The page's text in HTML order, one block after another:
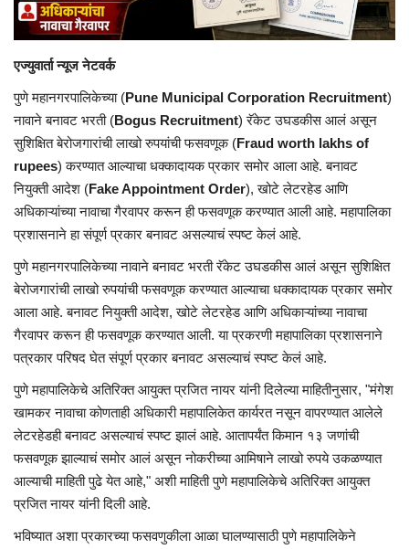
एज्युवार्ता न्यूज नेटवर्क
पुणे महानगरपालिकेच्या (Pune Municipal Corporation Recruitment)
नावाने बनावट भरती (Bogus Recruitment) रॅकेट उघडकीस आलं असून
सुशिक्षित बेरोजगारांची लाखो रुपयांची फसवणूक (Fraud worth lakhs of
rupees) करण्यात आल्याचा धक्कादायक प्रकार समोर आला आहे. बनावट
नियुक्ती आदेश (Fake Appointment Order), खोटे लेटरहेड आणि
अधिकाऱ्यांच्या नावाचा गैरवापर करून ही फसवणूक करण्यात आली आहे. महापालिका
प्रशासनाने हा संपूर्ण प्रकार बनावट असल्याचं स्पष्ट केलं आहे.
पुणे महानगरपालिकेच्या नावाने बनावट भरती रॅकेट उघडकीस आलं असून सुशिक्षित
बेरोजगारांची लाखो रुपयांची फसवणूक करण्यात आल्याचा धक्कादायक प्रकार समोर
आला आहे. बनावट नियुक्ती आदेश, खोटे लेटरहेड आणि अधिकाऱ्यांच्या नावाचा
गैरवापर करून ही फसवणूक करण्यात आली. या प्रकरणी महापालिका प्रशासनाने
पत्रकार परिषद घेत संपूर्ण प्रकार बनावट असल्याचं स्पष्ट केलं आहे.
पुणे महापालिकेचे अतिरिक्त आयुक्त प्रजित नायर यांनी दिलेल्या माहितीनुसार, "मंगेश
खामकर नावाचा कोणताही अधिकारी महापालिकेत कार्यरत नसून वापरण्यात आलेले
लेटरहेडही बनावट असल्याचं स्पष्ट झालं आहे. आतापर्यंत किमान १३ जणांची
फसवणूक झाल्याचं समोर आलं असून नोकरीच्या आमिषाने लाखो रुपये उकळण्यात
आल्याची माहिती पुढे येत आहे," अशी माहिती पुणे महापालिकेचे अतिरिक्त आयुक्त
प्रजित नायर यांनी दिली आहे.
भविष्यात अशा प्रकारच्या फसवणुकीला आळा घालण्यासाठी पुणे महापालिकेने